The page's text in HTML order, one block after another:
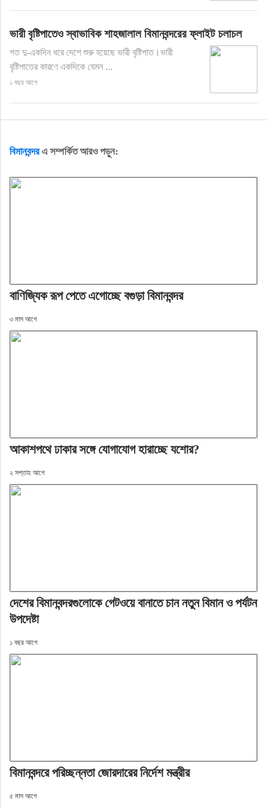
ভারী বৃষ্টিপাতেও স্বাভাবিক শাহজালাল বিমানবন্দরের ফ্লাইট চলাচল
গত দু-একদিন ধরে দেশে শুরু হয়েছে ভারী বৃষ্টিপাত।ভারী
বৃষ্টিপাতের কারণে একদিকে যেমন ...
১ বছর আগে
বিমানবন্দরএ সম্পর্কিত আরও পড়ুন:
বাণিজ্যিক রূপ পেতে এগোচ্ছে বগুড়া বিমানবন্দর
৩ মাস আগে
আকাশপথে ঢাকার সঙ্গে যোগাযোগ হারাচ্ছে যশোর?
২ সপ্তাহ আগে
দেশের বিমানবন্দরগুলোকে গেটওয়ে বানাতে চান নতুন বিমান ও পর্যটন
উপদেষ্টা
১ বছর আগে
বিমানবন্দরে পরিচ্ছন্নতা জোরদারের নির্দেশ মন্ত্রীর
৫ মাস আগে